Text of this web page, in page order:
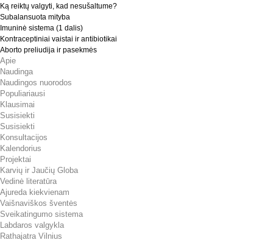
Ką reiktų valgyti, kad nesušaltume?
Subalansuota mityba
Imuninė sistema (1 dalis)
Kontraceptiniai vaistai ir antibiotikai
Aborto preliudija ir pasekmės
Apie
Naudinga
Naudingos nuorodos
Populiariausi
Klausimai
Susisiekti
Susisiekti
Konsultacijos
Kalendorius
Projektai
Karvių ir Jaučių Globa
Vedinė literatūra
Ajureda kiekvienam
Vaišnaviškos šventės
Sveikatingumo sistema
Labdaros valgykla
Rathajatra Vilnius